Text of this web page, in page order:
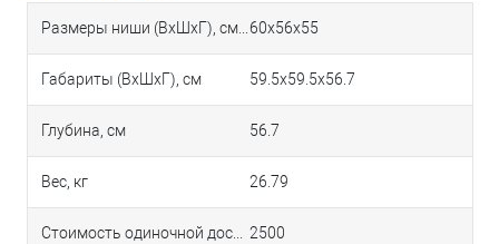
60х56х55
Габариты (ВхШхГ), см 59.5х59.5х56.7
Глубина, см 56.7
Вес, кг 26.79
2500